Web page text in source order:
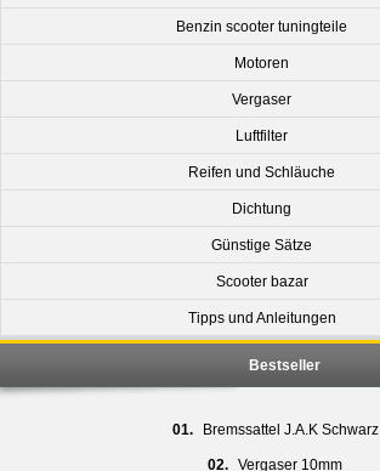
Benzin scooter tuningteile
Motoren
Vergaser
Luftfilter
Reifen und Schläuche
Dichtung
Günstige Sätze
Scooter bazar
Tipps und Anleitungen
Bestseller
01. Bremssattel J.A.K Schwarz
02. Vergaser 10mm